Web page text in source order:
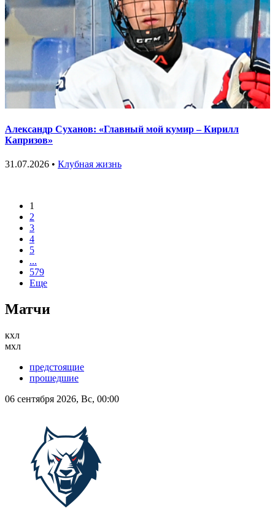
Александр Суханов: «Главный мой кумир – Кирилл
Капризов»
31.07.2026 • Клубная жизнь
1
2
3
4
5
...
579
Еще
Матчи
кхл
мхл
предстоящие
прошедшие
06 сентября 2026, Вс, 00:00